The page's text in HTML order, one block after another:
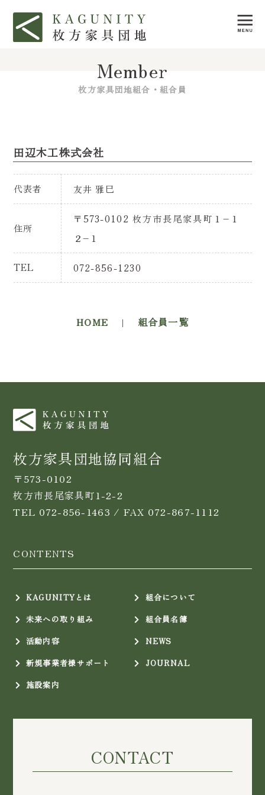
Member
枚方家具団地組合・組合員
田辺木工株式会社
代表者 友井 雅巳
住所
〒573-0102 枚方市長尾家具町１–１
２–１
TEL 072-856-1230
HOME | 組合員一覧
枚方家具団地協同組合
〒573-0102
枚方市長尾家具町1-2-2
TEL 072-856-1463 / FAX 072-867-1112
CONTENTS
KAGUNITYとは
未来への取り組み
活動内容
新規事業者様サポート
施設案内
組合について
組合員名簿
NEWS
JOURNAL
CONTACT